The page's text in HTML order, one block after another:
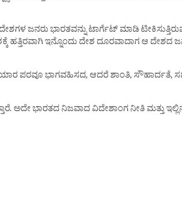
ಜನರು ಭಾರತವನ್ನು ಟಾರ್ಗೆಟ್ ಮಾಡಿ
ಹತ್ತಿರವಾಗಿ ಇನ್ನೊಂದು ದೇಶ ದೂರವಾದಾಗ ಆ
ಪರವೂ ಭಾಗವಹಿಸದ, ಆದರೆ ಶಾಂತಿ, ಸೌಹಾರ್ದತೆ,
ಭಾರತದ ನಿಜವಾದ ವಿದೇಶಾಂಗ ನೀತಿ ಮತ್ತು ಇಲ್ಲಿನ